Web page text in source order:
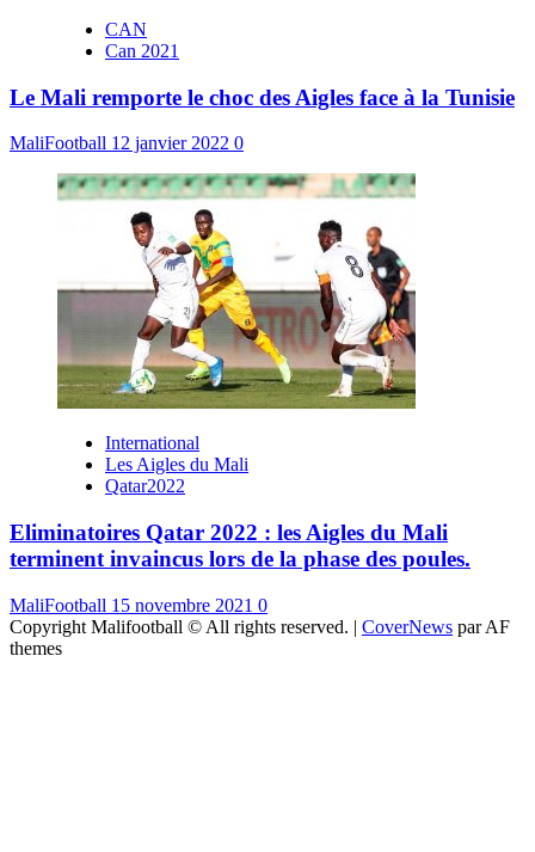
CAN
Can 2021
Le Mali remporte le choc des Aigles face à la Tunisie
MaliFootball 12 janvier 2022 0
International
Les Aigles du Mali
Qatar2022
Eliminatoires Qatar 2022 : les Aigles du Mali
terminent invaincus lors de la phase des poules.
MaliFootball 15 novembre 2021 0
Copyright Malifootball © All rights reserved. | CoverNews par AF
themes